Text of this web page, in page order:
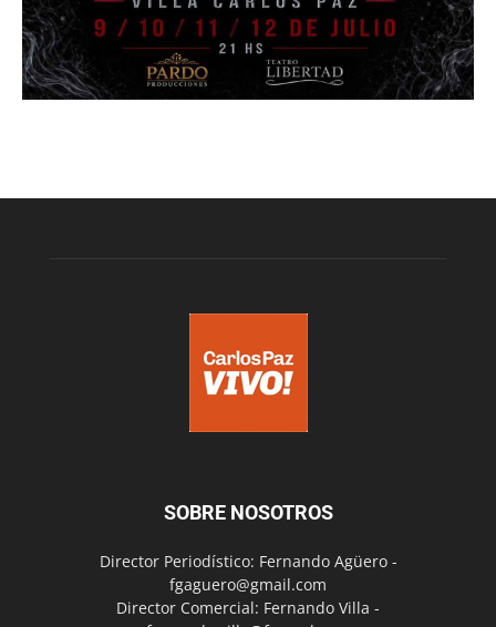
SOBRE NOSOTROS
Director Periodístico: Fernando Agüero -
fgaguero@gmail.com
Director Comercial: Fernando Villa -